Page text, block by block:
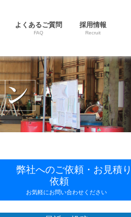
よくあるご質問
FAQ
採用情報
Recruit
弊社へのご依頼・お見積り
依頼
お気軽にお問い合わせください